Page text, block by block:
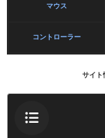
マウス
コントローラー
サイト